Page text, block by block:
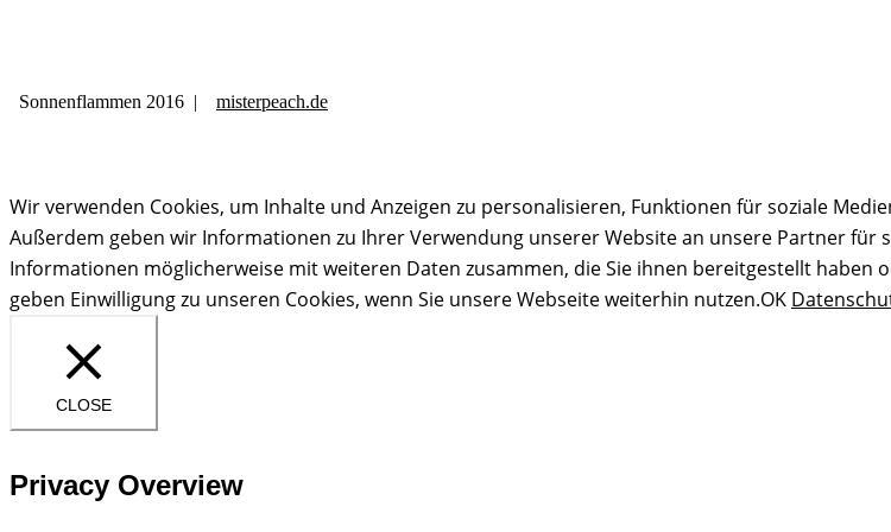
Sonnenflammen 2016 | misterpeach.de
Wir verwenden Cookies, um Inhalte und Anzeigen zu personalisieren, Funktionen für soziale
Außerdem geben wir Informationen zu Ihrer Verwendung unserer Website an unsere Partner
Informationen möglicherweise mit weiteren Daten zusammen, die Sie ihnen bereitgestellt haben
geben Einwilligung zu unseren Cookies, wenn Sie unsere Webseite weiterhin nutzen.OK
CLOSE
Privacy Overview